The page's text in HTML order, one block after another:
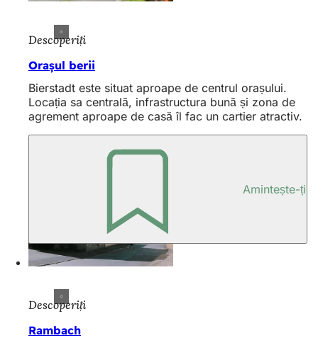
Descoperiți
Orașul berii
Bierstadt este situat aproape de centrul orașului.
Locația sa centrală, infrastructura bună și zona de
agrement aproape de casă îl fac un cartier atractiv.
Amintește-ți
Descoperiți
Rambach